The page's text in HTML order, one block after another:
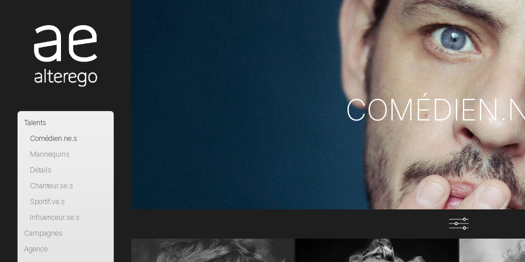
Talents
Comédien.ne.s
Mannequins
Détails
Chanteur.se.s
Sportif.ve.s
Influenceur.se.s
Campagnes
Agence